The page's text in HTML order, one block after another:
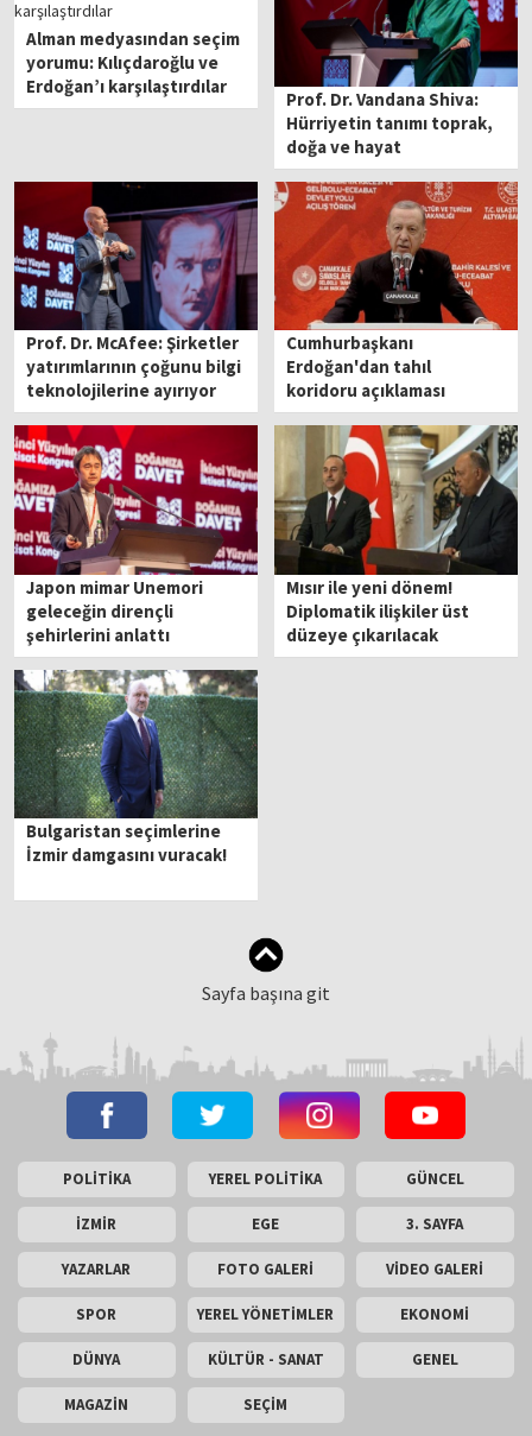
Alman medyasından seçim
yorumu: Kılıçdaroğlu ve
Erdoğan’ı karşılaştırdılar
Prof. Dr. Vandana Shiva:
Hürriyetin tanımı toprak,
doğa ve hayat
Prof. Dr. McAfee: Şirketler
yatırımlarının çoğunu bilgi
teknolojilerine ayırıyor
Cumhurbaşkanı
Erdoğan'dan tahıl
koridoru açıklaması
Japon mimar Unemori
geleceğin dirençli
şehirlerini anlattı
Mısır ile yeni dönem!
Diplomatik ilişkiler üst
düzeye çıkarılacak
Bulgaristan seçimlerine
İzmir damgasını vuracak!
Sayfa başına git
POLİTİKA YEREL POLİTİKA GÜNCEL
İZMİR EGE 3. SAYFA
YAZARLAR FOTO GALERİ VİDEO GALERİ
SPOR YEREL YÖNETİMLER EKONOMİ
DÜNYA KÜLTÜR - SANAT GENEL
MAGAZİN SEÇİM